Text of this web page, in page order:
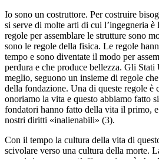
Io sono un costruttore. Per costruire
si serve di molte arti di cui l’ingegneria
regole per assemblare le strutture sono
sono le regole della fisica. Le regole
tempo e sono diventate il modo per
perdura e che produce bellezza. Gli
meglio, seguono un insieme di regole
della fondazione. Una di queste regole è
onoriamo la vita e questo abbiamo fatto
fondatori hanno fatto della vita il primo,
nostri diritti «inalienabili» (3).
Con il tempo la cultura della vita di
scivolare verso una cultura della morte.